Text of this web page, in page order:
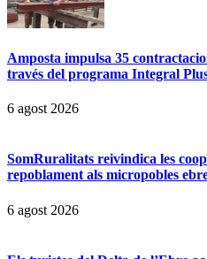
Amposta impulsa 35
través del programa Integral
6 agost 2026
SomRuralitats reivindica les
repoblament als micropobles
6 agost 2026